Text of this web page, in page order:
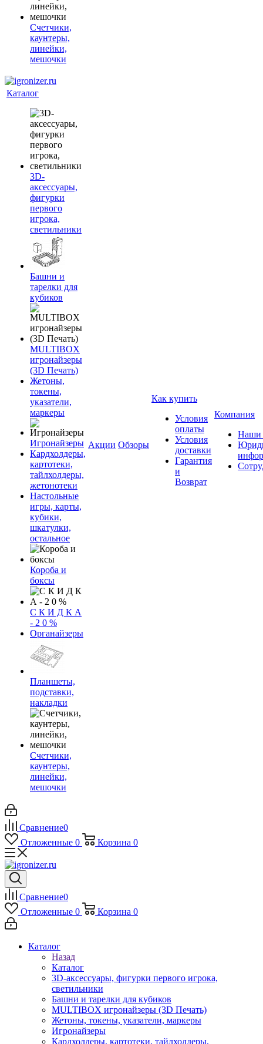
Счетчики,
каунтеры,
линейки,
мешочки
Каталог
3D-
аксессуары,
фигурки
первого
игрока,
светильники
Башни и
тарелки для
кубиков
MULTIBOX
игронайзеры
(3D Печать)
Жетоны,
токены,
указатели,
маркеры
Игронайзеры
Кардхолдеры,
картотеки,
тайлхолдеры,
жетонотеки
Настольные
игры, карты,
кубики,
шкатулки,
остальное
Короба и
боксы
С К И Д К А
- 2 0 %
Органайзеры
Планшеты,
подставки,
накладки
Счетчики,
каунтеры,
линейки,
мешочки
Акции Обзоры
Как купить
Условия
оплаты
Условия
доставки
Гарантия
и
Возврат
Компания
Наши
Сравнение0
Отложенные 0 Корзина 0
Сравнение0
Отложенные 0 Корзина 0
Каталог
Назад
Каталог
3D-аксессуары, фигурки первого игрока,
светильники
Башни и тарелки для кубиков
MULTIBOX игронайзеры (3D Печать)
Жетоны, токены, указатели, маркеры
Игронайзеры
Кардхолдеры, картотеки, тайлхолдеры,